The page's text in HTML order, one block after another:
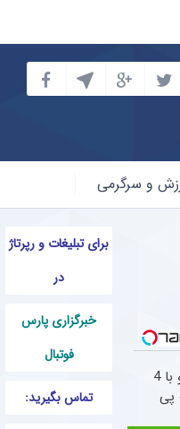
و سرگرمی
برای تبلیغات و رپرتاژ
در
خبرگزاری پارس
فوتبال
تماس بگیرید:
اینترنت LTE پیشگامان رو با 4
پی